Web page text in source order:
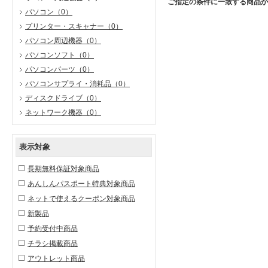
パソコン （0）
プリンター・スキャナー （0）
パソコン周辺機器 （0）
パソコンソフト
（0）
パソコンパーツ （0）
パソコンサプライ・消耗品 （0）
ディスクドライブ （0）
ネットワーク機器 （0）
表示対象
長期無料保証対象商品
あんしんパスポート特典対象商品
ネットで使えるクーポン対象商品
新製品
予約受付中商品
チラシ掲載商品
アウトレット商品
ご指定の条件に一致する商品